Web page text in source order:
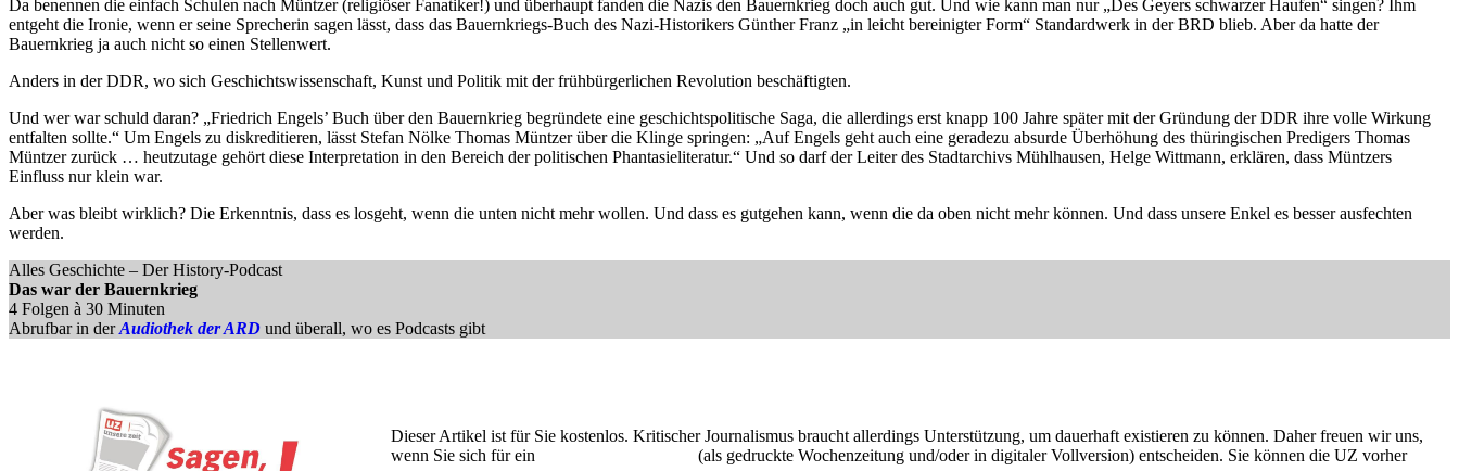
Da benennen die einfach Schulen nach Müntzer (religiöser Fanatiker!) und überhaupt fanden die Nazis den Bauernkrieg doch auch gut. Und wie kann man nur „Des Geyers schwarzer Haufen“ singen? Ihm
entgeht die Ironie, wenn er seine Sprecherin sagen lässt, dass das Bauernkriegs-Buch des Nazi-Historikers Günther Franz „in leicht bereinigter Form“ Standardwerk in der BRD blieb. Aber da hatte der
Bauernkrieg ja auch nicht so einen Stellenwert.
Anders in der DDR, wo sich Geschichtswissenschaft, Kunst und Politik mit der frühbürgerlichen Revolution beschäftigten.
Und wer war schuld daran? „Friedrich Engels’ Buch über den Bauernkrieg begründete eine geschichtspolitische Saga, die allerdings erst knapp 100 Jahre später mit der Gründung der DDR ihre volle Wirkung
entfalten sollte.“ Um Engels zu diskreditieren, lässt Stefan Nölke Thomas Müntzer über die Klinge springen: „Auf Engels geht auch eine geradezu absurde Überhöhung des thüringischen Predigers Thomas
Müntzer zurück … heutzutage gehört diese Interpretation in den Bereich der politischen Phantasieliteratur.“ Und so darf der Leiter des Stadtarchivs Mühlhausen, Helge Wittmann, erklären, dass Müntzers
Einfluss nur klein war.
Aber was bleibt wirklich? Die Erkenntnis, dass es losgeht, wenn die unten nicht mehr wollen. Und dass es gutgehen kann, wenn die da oben nicht mehr können. Und dass unsere Enkel es besser ausfechten
werden.
Alles Geschichte – Der History-Podcast
Das war der Bauernkrieg
4 Folgen à 30 Minuten
Abrufbar in derAudiothek der ARD und überall, wo es Podcasts gibt
Dieser Artikel ist für Sie kostenlos. Kritischer Journalismus braucht allerdings Unterstützung, um dauerhaft existieren zu können. Daher freuen wir uns,
wenn Sie sich für ein
(als gedruckte Wochenzeitung und/oder in digitaler Vollversion) entscheiden. Sie können die UZ vorher